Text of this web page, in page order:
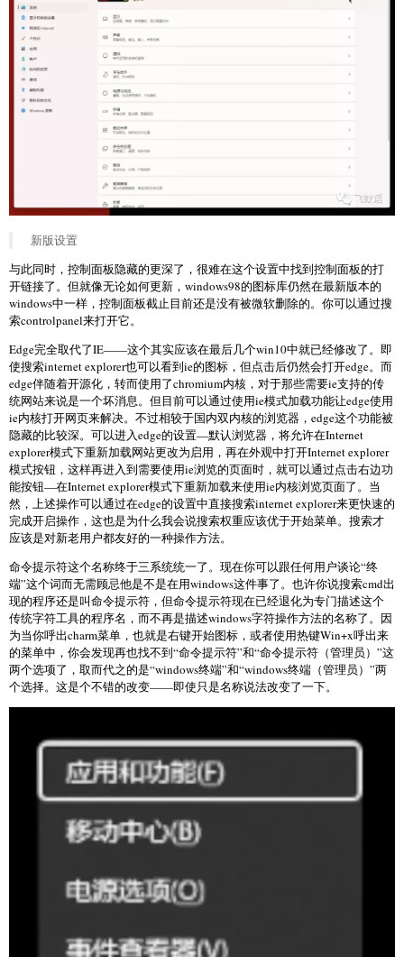
新版设置
与此同时，控制面板隐藏的更深了，很难在这个设置中找到控制面板的打
开链接了。但就像无论如何更新，windows98的图标库仍然在最新版本的
windows中一样，控制面板截止目前还是没有被微软删除的。你可以通过搜
索controlpanel来打开它。
Edge完全取代了IE——这个其实应该在最后几个win10中就已经修改了。即
使搜索internet explorer也可以看到ie的图标，但点击后仍然会打开edge。而
edge伴随着开源化，转而使用了chromium内核，对于那些需要ie支持的传
统网站来说是一个坏消息。但目前可以通过使用ie模式加载功能让edge使用
ie内核打开网页来解决。不过相较于国内双内核的浏览器，edge这个功能被
隐藏的比较深。可以进入edge的设置—默认浏览器，将允许在Internet
explorer模式下重新加载网站更改为启用，再在外观中打开Internet explorer
模式按钮，这样再进入到需要使用ie浏览的页面时，就可以通过点击右边功
能按钮—在Internet explorer模式下重新加载来使用ie内核浏览页面了。当
然，上述操作可以通过在edge的设置中直接搜索internet explorer来更快速的
完成开启操作，这也是为什么我会说搜索权重应该优于开始菜单。搜索才
应该是对新老用户都友好的一种操作方法。
命令提示符这个名称终于三系统统一了。现在你可以跟任何用户谈论“终
端”这个词而无需顾忌他是不是在用windows这件事了。也许你说搜索cmd出
现的程序还是叫命令提示符，但命令提示符现在已经退化为专门描述这个
传统字符工具的程序名，而不再是描述windows字符操作方法的名称了。因
为当你呼出charm菜单，也就是右键开始图标，或者使用热键Win+x呼出来
的菜单中，你会发现再也找不到“命令提示符”和“命令提示符（管理员）”这
两个选项了，取而代之的是“windows终端”和“windows终端（管理员）”两
个选择。这是个不错的改变——即使只是名称说法改变了一下。